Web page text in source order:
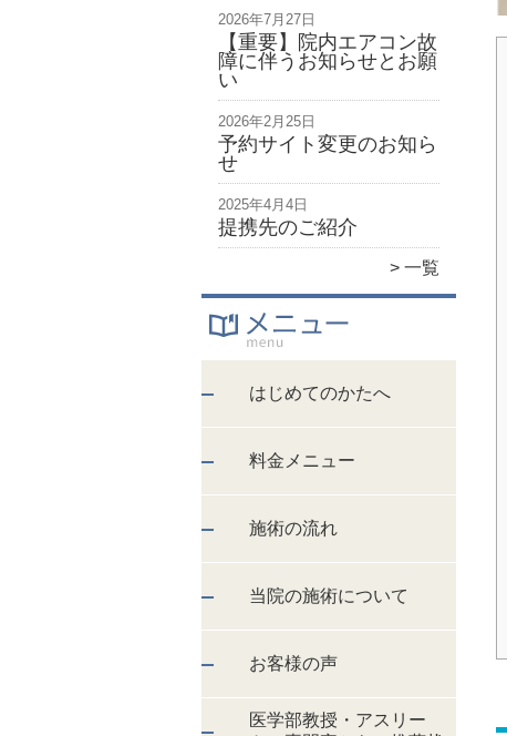
2026年7月27日
【重要】院内エアコン故
障に伴うお知らせとお願
い
2026年2月25日
予約サイト変更のお知ら
せ
2025年4月4日
提携先のご紹介
一覧
はじめてのかたへ
料金メニュー
施術の流れ
当院の施術について
お客様の声
医学部教授・アスリー